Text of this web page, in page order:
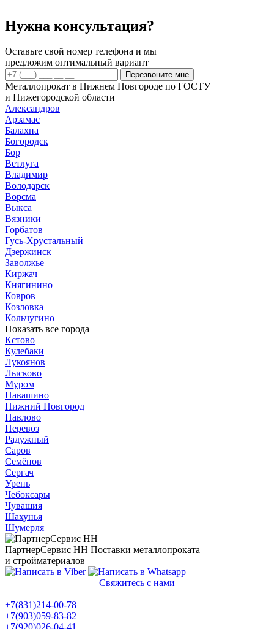
09Г2С
10мм
Нужна консультация?
Оставьте свой номер телефона и мы
предложим оптимальный вариант
Перезвоните мне
Металлопрокат в Нижнем Новгороде по ГОСТУ
и Нижегородской области
Александров
Арзамас
Балахна
Богородск
Бор
Ветлуга
Владимир
Володарск
Ворсма
Выкса
Вязники
Горбатов
Гусь-Хрустальный
Дзержинск
Заволжье
Киржач
Княгинино
Ковров
Козловка
Кольчугино
Показать все города
Кстово
Кулебаки
Лукоянов
Лысково
Муром
Навашино
Нижний Новгород
Павлово
Перевоз
Радужный
Саров
Семёнов
Сергач
Урень
Чебоксары
Чувашия
Шахунья
Шумерля
ПартнерСервис НН Поставки металлопроката
и стройматериалов
Свяжитесь с нами
+7(831)214-00-78
+7(903)059-83-82